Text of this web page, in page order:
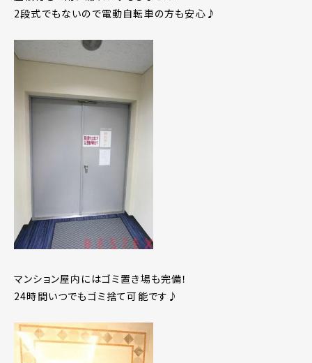
2段式でもないので電動自転車の方も安心♪
マンション屋内にはゴミ置き場も完備！
24時間いつでもゴミ捨て可能です♪